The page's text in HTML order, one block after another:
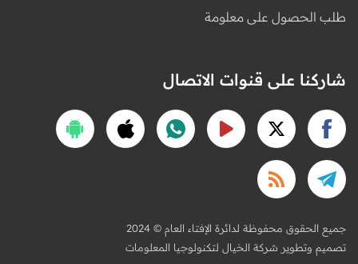
طلب الحصول على معلومة
شاركنا على قنوات الاتصال
2024 © جميع الحقوق محفوظة لدائرة الإفتاء العام
تصميم وتطوير شركة الخيال لتكنولوجيا المعلومات